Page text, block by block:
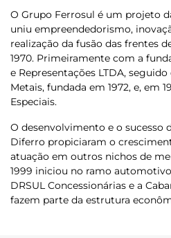
O Grupo Ferrosul é um projeto
uniu empreendedorismo,
realização da fusão das frentes
1970. Primeiramente com a
e Representações LTDA, seguido
Metais, fundada em 1972, e, em
Especiais.
O desenvolvimento e o sucesso
Diferro propiciaram o
atuação em outros nichos de
1999 iniciou no ramo
DRSUL Concessionárias e a
fazem parte da estrutura